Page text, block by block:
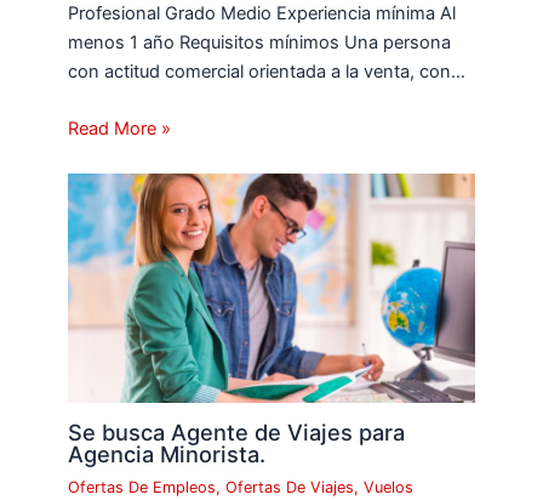
Profesional Grado Medio Experiencia mínima Al
menos 1 año Requisitos mínimos Una persona
con actitud comercial orientada a la venta, con…
Read More »
Se busca Agente de Viajes para
Agencia Minorista.
Ofertas De Empleos,Ofertas De Viajes,Vuelos